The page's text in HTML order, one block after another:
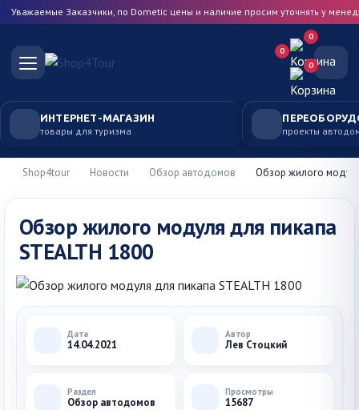
Уважаемые Заказчики, по Dometic цены и наличие просим уточнять у
0
0
0
ИНТЕРНЕТ-МАГАЗИН
товары для туризма проекты
Shop4tour Новости Обзор автодомов Обзор жилого
Обзор жилого модуля для пикапа
STEALTH 1800
Дата
14.04.2021
Автор
Лев Стоцкий
Раздел
Обзор автодомов
Просмотры
15687